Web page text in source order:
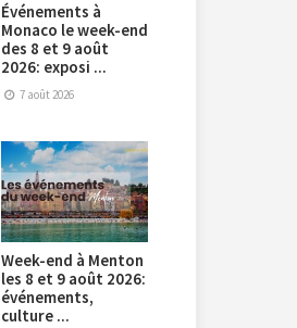
Événements à
Monaco le week-end
des 8 et 9 août
2026: exposi ...
7 août 2026
Week-end à Menton
les 8 et 9 août 2026:
événements,
culture ...